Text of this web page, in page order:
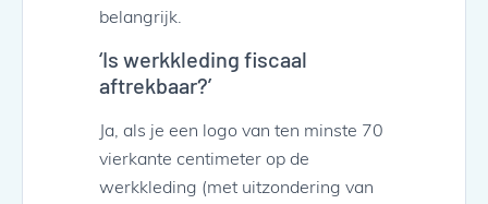
belangrijk.
‘Is werkkleding fiscaal
aftrekbaar?’
Ja, als je een logo van ten minste 70
vierkante centimeter op de
werkkleding (met uitzondering van